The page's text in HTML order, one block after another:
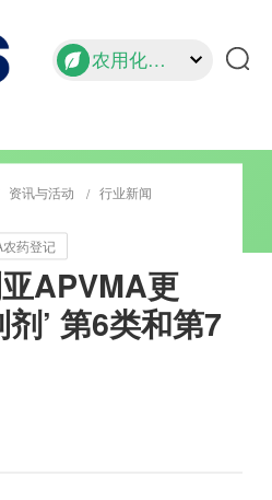
农用化学品
资讯与活动 行业新闻
药登记
APVMA更
’ 第6类和第7